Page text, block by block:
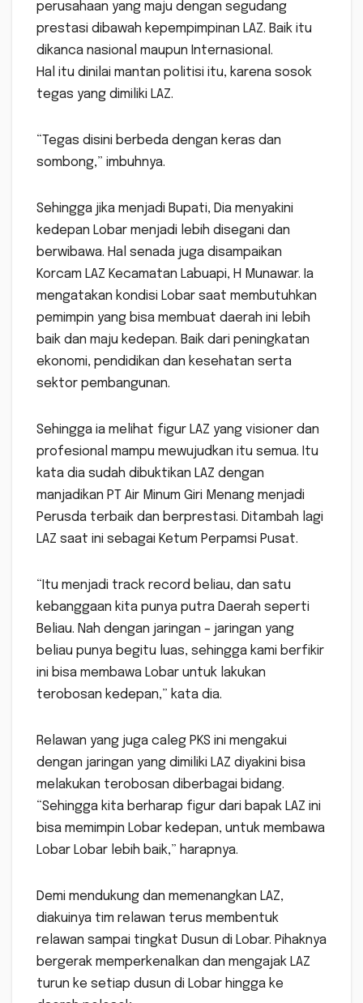
perusahaan yang maju dengan segudang
prestasi dibawah kepempimpinan LAZ. Baik itu
dikanca nasional maupun Internasional.
Hal itu dinilai mantan politisi itu, karena sosok
tegas yang dimiliki LAZ.
“Tegas disini berbeda dengan keras dan
sombong,” imbuhnya.
Sehingga jika menjadi Bupati, Dia menyakini
kedepan Lobar menjadi lebih disegani dan
berwibawa. Hal senada juga disampaikan
Korcam LAZ Kecamatan Labuapi, H Munawar. Ia
mengatakan kondisi Lobar saat membutuhkan
pemimpin yang bisa membuat daerah ini lebih
baik dan maju kedepan. Baik dari peningkatan
ekonomi, pendidikan dan kesehatan serta
sektor pembangunan.
Sehingga ia melihat figur LAZ yang visioner dan
profesional mampu mewujudkan itu semua. Itu
kata dia sudah dibuktikan LAZ dengan
manjadikan PT Air Minum Giri Menang menjadi
Perusda terbaik dan berprestasi. Ditambah lagi
LAZ saat ini sebagai Ketum Perpamsi Pusat.
“Itu menjadi track record beliau, dan satu
kebanggaan kita punya putra Daerah seperti
Beliau. Nah dengan jaringan – jaringan yang
beliau punya begitu luas, sehingga kami berfikir
ini bisa membawa Lobar untuk lakukan
terobosan kedepan,” kata dia.
Relawan yang juga caleg PKS ini mengakui
dengan jaringan yang dimiliki LAZ diyakini bisa
melakukan terobosan diberbagai bidang.
“Sehingga kita berharap figur dari bapak LAZ ini
bisa memimpin Lobar kedepan, untuk membawa
Lobar Lobar lebih baik,” harapnya.
Demi mendukung dan memenangkan LAZ,
diakuinya tim relawan terus membentuk
relawan sampai tingkat Dusun di Lobar. Pihaknya
bergerak memperkenalkan dan mengajak LAZ
turun ke setiap dusun di Lobar hingga ke